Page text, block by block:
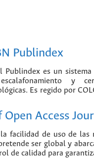
Publindex
Publindex es un
escalafonamiento y
Es regido por
Access
facilidad de uso de las
ser global y
de calidad para